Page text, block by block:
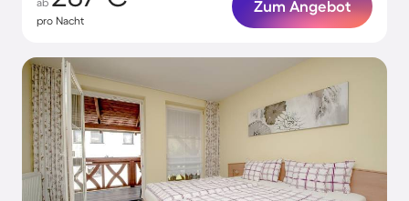
pro Nacht
Zum Angebot